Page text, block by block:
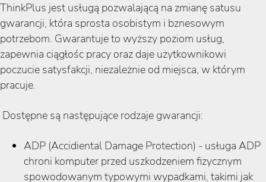
ThinkPlus jest usługą pozwalającą na zmianę satusu
gwarancji, która sprosta osobistym i bznesowym
potrzebom. Gwarantuje to wyższy poziom usług,
zapewnia ciągłośc pracy oraz daje użytkownikowi
poczucie satysfakcji, niezależnie od miejsca, w którym
pracuje.
Dostępne są następujące rodzaje gwarancji:
ADP (Accidiental Damage Protection) - usługa ADP
chroni komputer przed uszkodzeniem fizycznym
spowodowanym typowymi wypadkami, takimi jak